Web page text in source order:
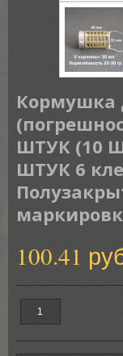
Кормушка
ШТУК (10
ШТУК 6
100.41